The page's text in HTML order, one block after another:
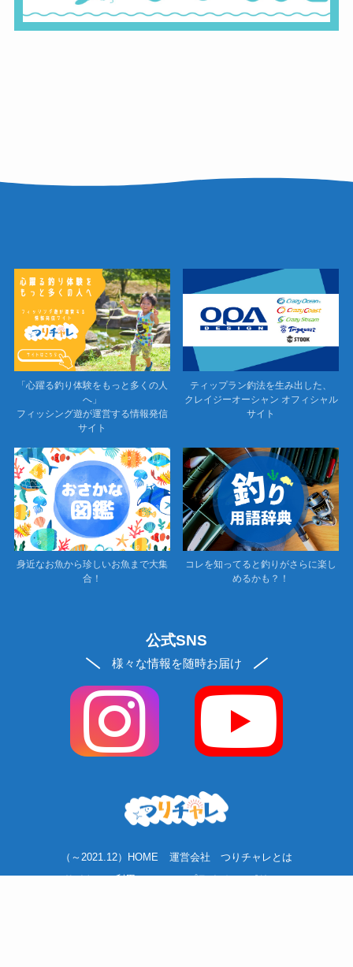
「心躍る釣り体験をもっと多くの人
へ」
フィッシング遊が運営する情報発信
サイト
ティップラン釣法を生み出した、
クレイジーオーシャン オフィシャル
サイト
身近なお魚から珍しいお魚まで大集
合！
コレを知ってると釣りがさらに楽し
めるかも？！
公式SNS
様々な情報を随時お届け
（～2021.12）HOME 運営会社
つりチャレとは
サイトのご利用について
プライバシーポリシー